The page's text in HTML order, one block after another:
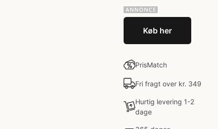
Køb her
PrisMatch
Fri fragt over kr. 349
Hurtig levering 1-2
dage